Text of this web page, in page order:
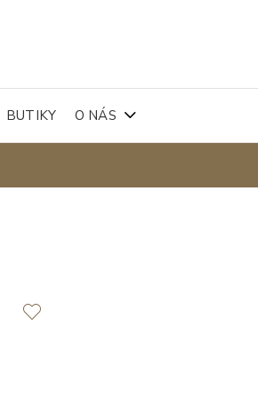
BUTIKY O NÁS